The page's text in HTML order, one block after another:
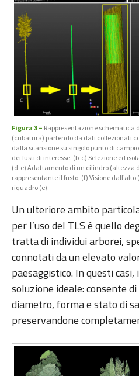
Figura 3 – Rappresentazione schematica
(cubatura) partendo da dati collezionati
dalla scansione su singolo punto di
dei fusti di interesse. (b-c) Selezione ed
(d-e) Adattamento di un cilindro (altezza
rappresentante il fusto. (f) Visione
riquadro (e).
Un ulteriore ambito
per l’uso del TLS è quello
tratta di individui arborei,
connotati da un elevato
paesaggistico. In questi
soluzione ideale: consente
diametro, forma e stato di
preservandone